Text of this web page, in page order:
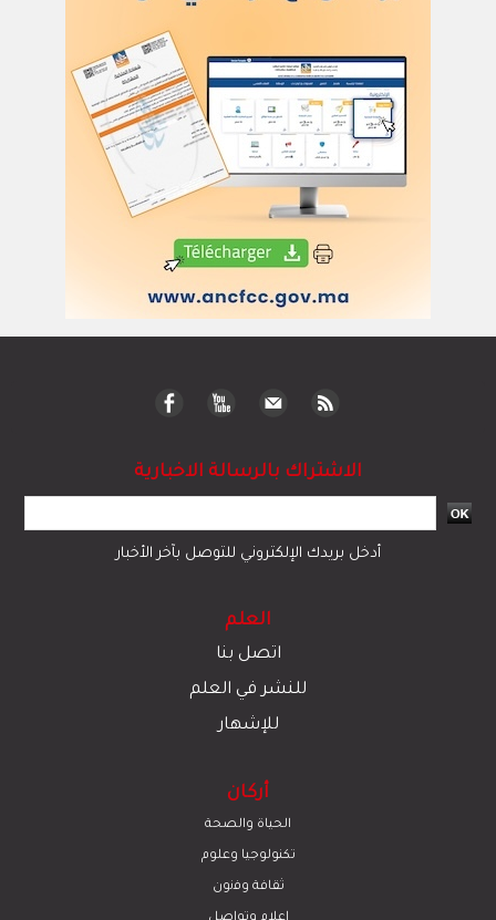
الاشتراك بالرسالة الاخبارية
أدخل بريدك الإلكتروني للتوصل بآخر الأخبار
العلم
اتصل بنا
للنشر في العلم
للإشهار
أركان
الحياة والصحة
تكنولوجيا وعلوم
ﺛﻘﺎﻓﺔ وﻓﻧون